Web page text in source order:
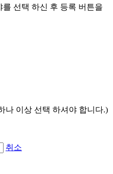
를 선택 하신 후 등록 버튼을
나 이상 선택 하셔야 합니다.)
취소